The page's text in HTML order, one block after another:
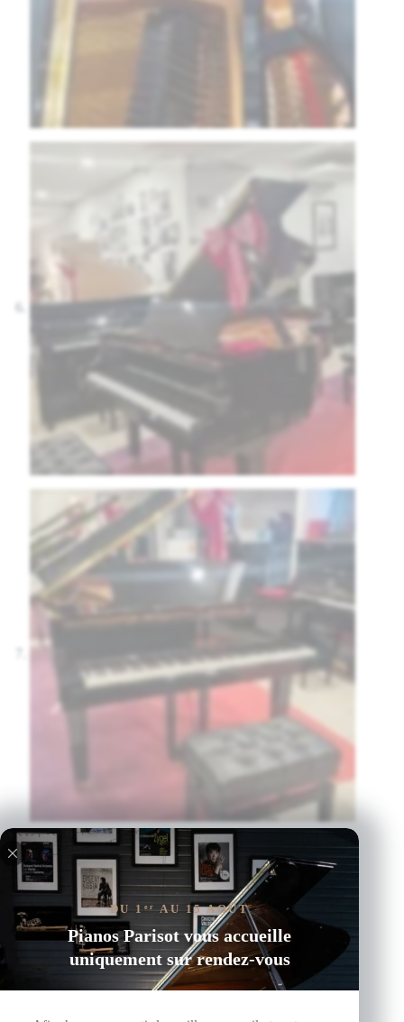
DU 1 er AU 15 AOÛT
Pianos Parisot vous accueille
uniquement sur rendez-vous